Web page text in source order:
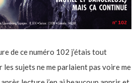
de ce numéro 102 j’étais tout
les sujets ne me parlaient pas voire me